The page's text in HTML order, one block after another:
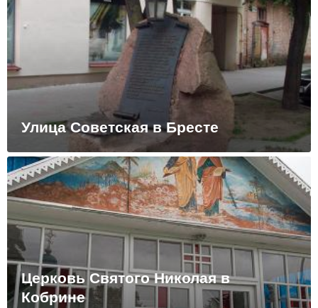
Улица Советская в Бресте
Церковь Святого Николая в
Кобрине